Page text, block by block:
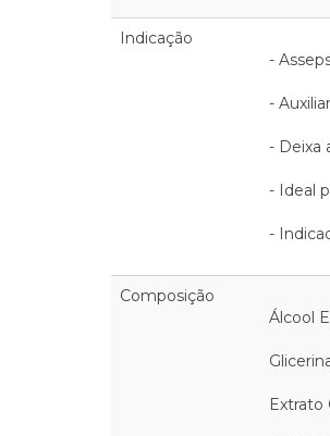
Indicação
-
-
- Deixa
- Ideal
-
Composição
Álcool
Extrato